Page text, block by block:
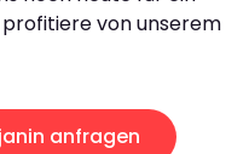
von unserem
anfragen